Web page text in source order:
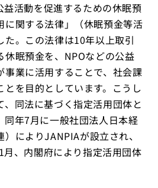
活動を促進するための休眠預
に関する法律」（休眠預金等活
た。この法律は10年以上取引
休眠預金を、NPOなどの公益
事業に活用することで、社会課
を目的としています。こうし
、同法に基づく指定活用団体と
同年7月に一般社団法人日本経
によりJANPIAが設立され、
、内閣府により指定活用団体